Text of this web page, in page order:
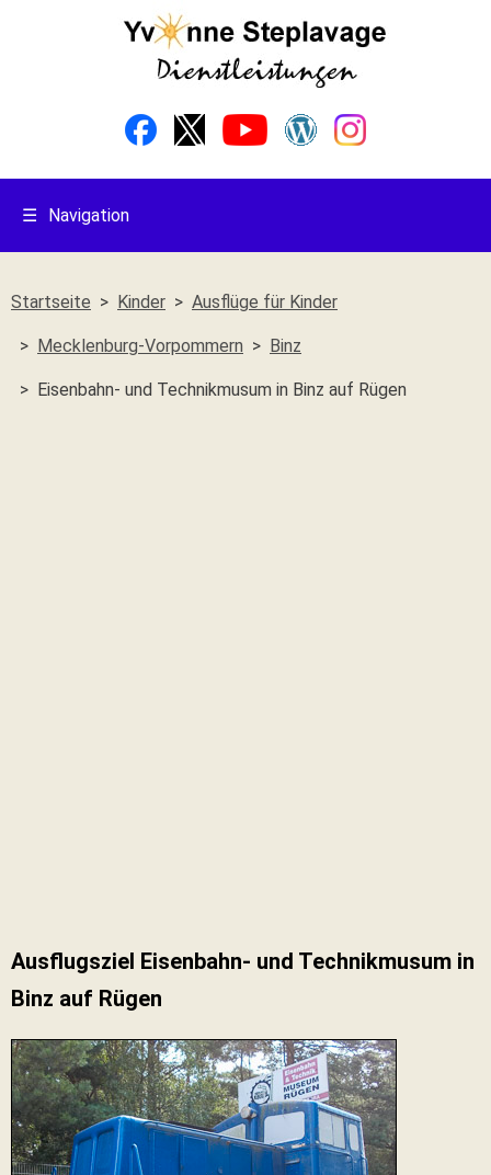
☰ Navigation
Startseite Kinder Ausflüge für Kinder
Mecklenburg-Vorpommern Binz
Eisenbahn- und Technikmusum in Binz auf Rügen
Ausflugsziel Eisenbahn- und Technikmusum in
Binz auf Rügen